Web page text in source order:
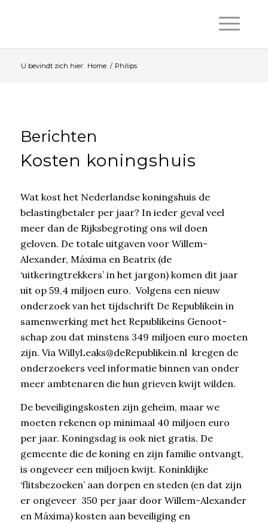
U bevindt zich hier: Home / Philips
Berichten
Kosten koningshuis
Wat kost het Nederlandse koningshuis de
belastingbetaler per jaar? In ieder geval veel
meer dan de Rijksbegroting ons wil doen
geloven. De totale uitgaven voor Willem-
Alexander, Máxima en Beatrix (de
‘uitkeringtrekkers’ in het jargon) komen dit jaar
uit op 59,4 miljoen euro. Volgens een nieuw
onderzoek van het tijdschrift De Republikein in
samenwerking met het Republikeins Genoot-
schap zou dat minstens 349 miljoen euro moeten
zijn. Via WillyLeaks@deRepublikein.nl kregen de
onderzoekers veel informatie binnen van onder
meer ambtenaren die hun grieven kwijt wilden.
De beveiligingskosten zijn geheim, maar we
moeten rekenen op minimaal 40 miljoen euro
per jaar. Koningsdag is ook niet gratis. De
gemeente die de koning en zijn familie ontvangt,
is ongeveer een miljoen kwijt. Koninklijke
‘flitsbezoeken’ aan dorpen en steden (en dat zijn
er ongeveer 350 per jaar door Willem-Alexander
en Máxima) kosten aan beveiliging en